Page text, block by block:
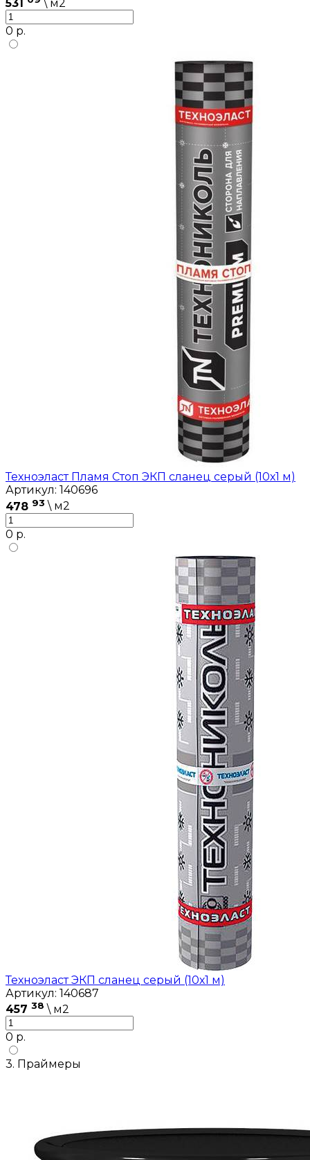
531 \ м2
0 р.
Техноэласт Пламя Стоп ЭКП сланец серый (10х1 м)
Артикул: 140696
478 93 \ м2
0 р.
Техноэласт ЭКП сланец серый (10х1 м)
Артикул: 140687
457 38 \ м2
0 р.
3. Праймеры